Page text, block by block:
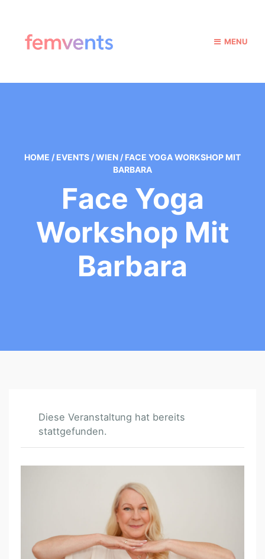
MENU
HOME / EVENTS /WIEN / FACE YOGA WORKSHOP MIT
BARBARA
Face Yoga
Workshop Mit
Barbara
Diese Veranstaltung hat bereits
stattgefunden.